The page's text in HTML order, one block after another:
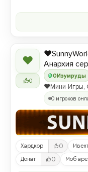
❤
0
0Изумруды
Анархия
❤️Мини-Игры,
0 игроков
Хардкор 0
Донат 0 Моб